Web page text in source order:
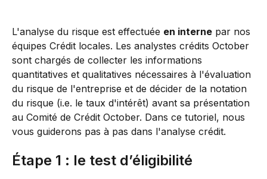
L'analyse du risque est effectuée en interne par nos
équipes Crédit locales. Les analystes crédits October
sont chargés de collecter les informations
quantitatives et qualitatives nécessaires à l'évaluation
du risque de l'entreprise et de décider de la notation
du risque (i.e. le taux d'intérêt) avant sa présentation
au Comité de Crédit October. Dans ce tutoriel, nous
vous guiderons pas à pas dans l'analyse crédit.
Étape 1 : le test d’éligibilité